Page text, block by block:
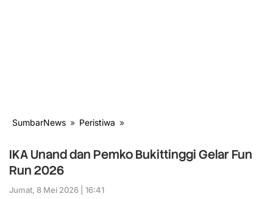
SumbarNews » Peristiwa »
dan
Pemko
IKA Unand dan Pemko Bukittinggi Gelar Fun
Run 2026
Jumat, 8 Mei 2026 | 16:41